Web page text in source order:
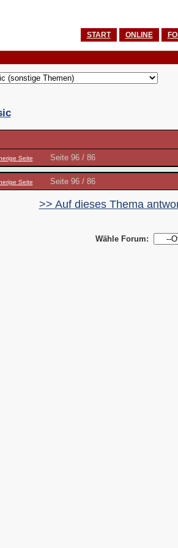
START ONLINE
Seite Seite 96 / 86
Seite Seite 96 / 86
>> Auf dieses Thema
Wähle Forum: